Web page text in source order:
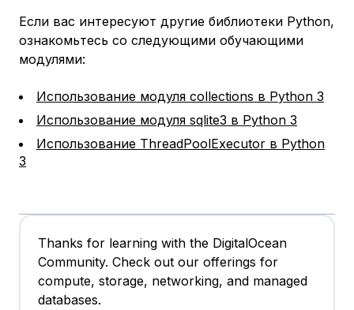
Если вас интересуют другие библиотеки Python,
ознакомьтесь со следующими обучающими
модулями:
Использование модуля collections в Python 3
Использование модуля sqlite3 в Python 3
Использование ThreadPoolExecutor в Python
3
Thanks for learning with the DigitalOcean
Community. Check out our offerings for
compute, storage, networking, and managed
databases.